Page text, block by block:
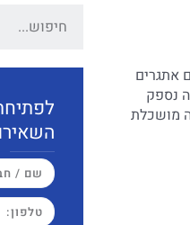
אתגרים
נספק
מושכלת